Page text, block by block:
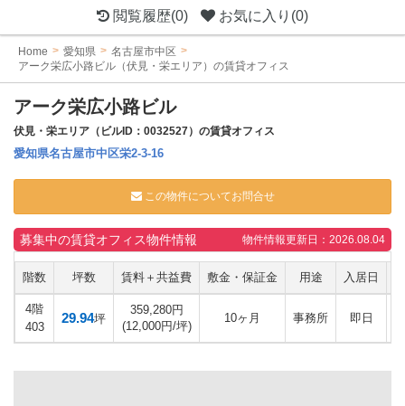
閲覧履歴(0) お気に入り (0)
Home 愛知県
名古屋市中区
アーク栄広小路ビル（伏見・栄エリア）の賃貸オフィス
アーク栄広小路ビル
伏見・栄エリア（ビルID：0032527）の賃貸オフィス
愛知県名古屋市中区栄2-3-16
この物件についてお問合せ
募集中の賃貸オフィス物件情報 物件情報更新日：2026.08.04
階数 坪数 賃料＋共益費 敷金・保証金 用途 入居日
4階
403
29.94坪
359,280円
(12,000円/坪)
10ヶ月 事務所 即日